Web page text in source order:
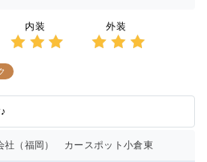
内装
3点の
外装
社（福岡） カースポット小倉東